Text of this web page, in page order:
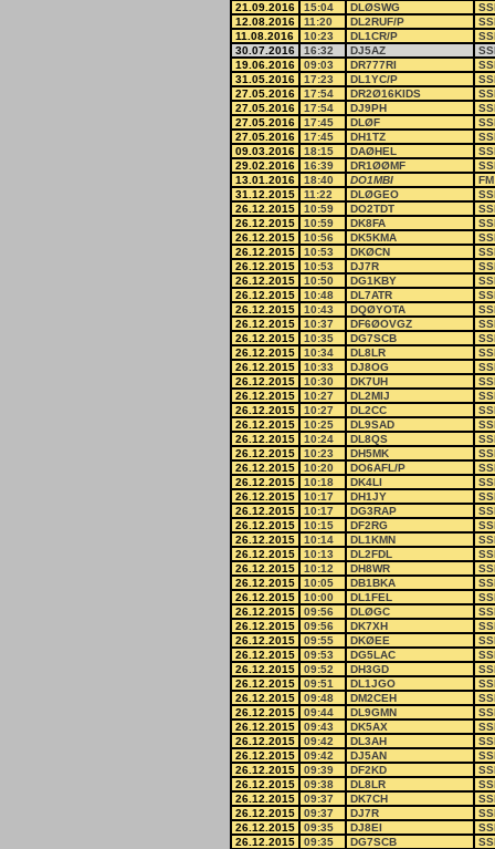
21.09.2016
15:04 DLØSWG
12.08.2016
11:20 DL2RUF/P
11.08.2016
10:23 DL1CR/P
30.07.2016
16:32 DJ5AZ
19.06.2016
09:03 DR777RI
31.05.2016
17:23 DL1YC/P
27.05.2016
17:54 DR2Ø16KIDS
27.05.2016
17:54 DJ9PH
27.05.2016
17:45 DLØF
27.05.2016
17:45 DH1TZ
09.03.2016
18:15 DAØHEL
29.02.2016
16:39 DR1ØØMF
13.01.2016
18:40 DO1MBI
FM
31.12.2015
11:22 DLØGEO
26.12.2015
10:59 DO2TDT
26.12.2015
10:59 DK8FA
26.12.2015
10:56 DK5KMA
26.12.2015
10:53 DKØCN
26.12.2015
10:53 DJ7R
26.12.2015
10:50 DG1KBY
26.12.2015
10:48 DL7ATR
26.12.2015
10:43 DQØYOTA
26.12.2015
10:37 DF6ØOVGZ
26.12.2015
10:35 DG7SCB
26.12.2015
10:34 DL8LR
26.12.2015
10:33 DJ8OG
26.12.2015
10:30 DK7UH
26.12.2015
10:27 DL2MIJ
26.12.2015
10:27 DL2CC
26.12.2015
10:25 DL9SAD
26.12.2015
10:24 DL8QS
26.12.2015
10:23 DH5MK
26.12.2015
10:20 DO6AFL/P
26.12.2015
10:18 DK4LI
26.12.2015
10:17 DH1JY
26.12.2015
10:17 DG3RAP
26.12.2015
10:15 DF2RG
26.12.2015
10:14 DL1KMN
26.12.2015
10:13 DL2FDL
26.12.2015
10:12 DH8WR
26.12.2015
10:05 DB1BKA
26.12.2015
10:00 DL1FEL
26.12.2015
09:56 DLØGC
26.12.2015
09:56 DK7XH
26.12.2015
09:55 DKØEE
26.12.2015
09:53 DG5LAC
26.12.2015
09:52 DH3GD
26.12.2015
09:51 DL1JGO
26.12.2015
09:48 DM2CEH
26.12.2015
09:44 DL9GMN
26.12.2015
09:43 DK5AX
26.12.2015
09:42 DL3AH
26.12.2015
09:42 DJ5AN
26.12.2015
09:39 DF2KD
26.12.2015
09:38 DL8LR
26.12.2015
09:37 DK7CH
26.12.2015
09:37 DJ7R
26.12.2015
09:35 DJ8EI
26.12.2015
09:35 DG7SCB